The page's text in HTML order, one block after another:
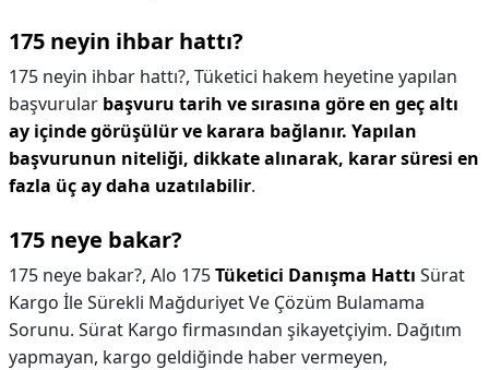
175 neyin ihbar hattı?
175 neyin ihbar hattı?, Tüketici hakem heyetine yapılan
başvurular başvuru tarih ve sırasına göre en geç altı
ay içinde görüşülür ve karara bağlanır. Yapılan
başvurunun niteliği, dikkate alınarak, karar süresi en
fazla üç ay daha uzatılabilir.
175 neye bakar?
175 neye bakar?, Alo 175Tüketici Danışma Hattı Sürat
Kargo İle Sürekli Mağduriyet Ve Çözüm Bulamama
Sorunu. Sürat Kargo firmasından şikayetçiyim. Dağıtım
yapmayan, kargo geldiğinde haber vermeyen,